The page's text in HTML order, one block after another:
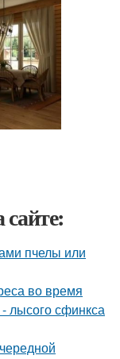
пчелы или
во время
лысого сфинкса